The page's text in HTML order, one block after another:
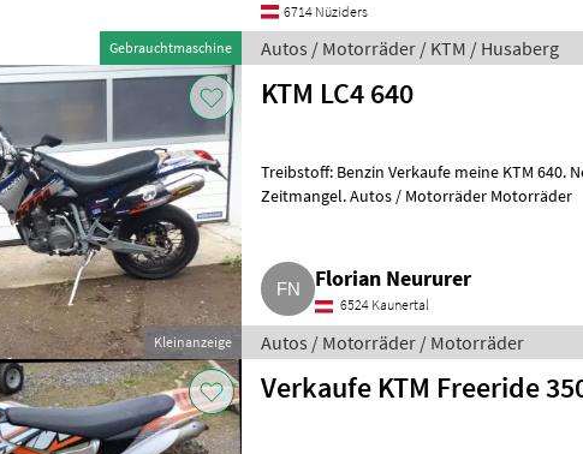
Gebrauchtmaschine
6714 Nüziders
Autos / Motorräder / KTM / Husaberg
Kleinanzeige
KTM LC4 640
Treibstoff: Benzin Verkaufe meine KTM 640.
Zeitmangel. Autos / Motorräder Motorräder
Florian Neururer
6524 Kaunertal
Autos / Motorräder / Motorräder
Verkaufe KTM Freeride